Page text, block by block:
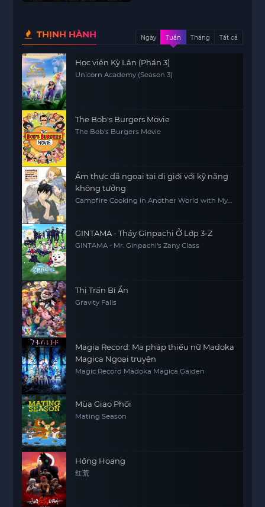
THỊNH HÀNH Ngày Tuần Tháng Tất cả
Học viện Kỳ Lân (Phần 3)
Unicorn Academy (Season 3)
The Bob's Burgers Movie
The Bob's Burgers Movie
Ẩm thực dã ngoại tại dị giới với kỹ năng
không tưởng
Campfire Cooking in Another World with My
GINTAMA - Thầy Ginpachi Ở Lớp 3-Z
GINTAMA - Mr. Ginpachi's Zany Class
Thị Trấn Bí Ẩn
Gravity Falls
Magia Record: Ma pháp thiếu nữ Madoka
Magica Ngoại truyện
Magic Record Madoka Magica Gaiden
Mùa Giao Phối
Mating Season
Hồng Hoang
红荒